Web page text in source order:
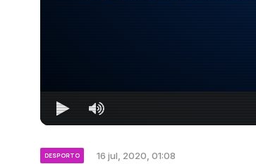
DESPORTO 16 jul, 2020, 01:08